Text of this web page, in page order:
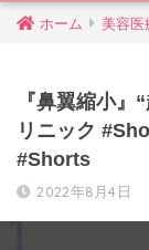
ホーム 美容医
『鼻翼縮小』
リニック
#Shorts
2022年8月4日